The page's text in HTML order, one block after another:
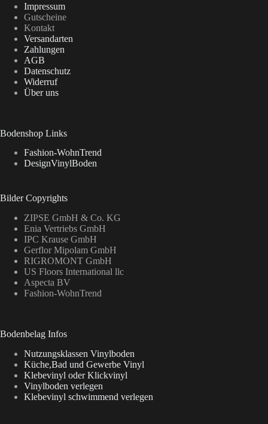
Impressum
Gutscheine
Kontakt
Versandarten
Zahlungen
AGB
Datenschutz
Widerruf
Über uns
Bodenshop Links
Fashion-WohnTrend
DesignVinylBoden
Bilder Copyrights
ZIPSE GmbH & Co. KG
Enia Vertriebs GmbH
IPC Krause GmbH
Gerflor Mipolam GmbH
RIGROMONT GmbH
US Floors International llc
Aspecta BV
Fashion-WohnTrend
Bodenbelag Infos
Nutzungsklassen Vinylboden
Küche,Bad und Gewerbe Vinyl
Klebevinyl oder Klickvinyl
Vinylboden verlegen
Klebevinyl schwimmend verlegen